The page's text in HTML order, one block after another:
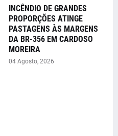
INCÊNDIO DE GRANDES
PROPORÇÕES ATINGE
PASTAGENS ÀS MARGENS
DA BR-356 EM CARDOSO
MOREIRA
04 Agosto, 2026